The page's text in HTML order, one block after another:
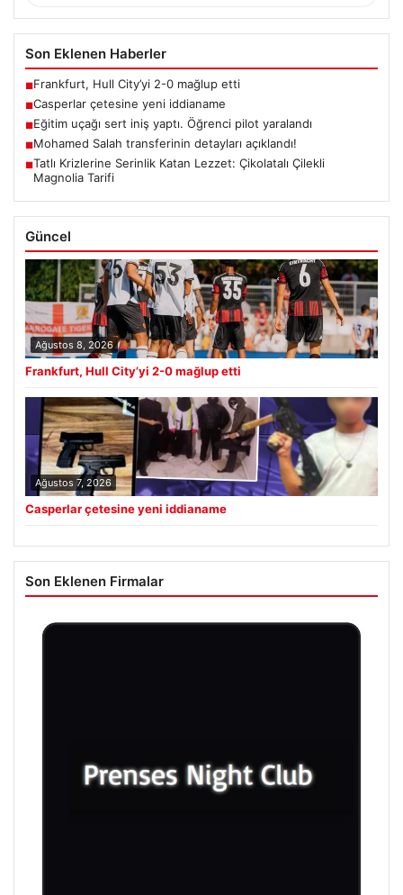
Son Eklenen Haberler
■Frankfurt, Hull City’yi 2-0 mağlup etti
■Casperlar çetesine yeni iddianame
■Eğitim uçağı sert iniş yaptı. Öğrenci pilot yaralandı
■Mohamed Salah transferinin detayları açıklandı!
■Tatlı Krizlerine Serinlik Katan Lezzet: Çikolatalı Çilekli
Magnolia Tarifi
Güncel
Ağustos 8, 2026
Frankfurt, Hull City’yi 2-0 mağlup etti
Ağustos 7, 2026
Casperlar çetesine yeni iddianame
Son Eklenen Firmalar